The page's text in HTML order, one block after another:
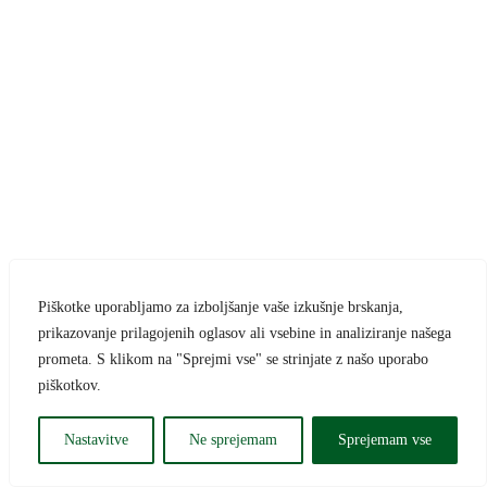
Piškotke uporabljamo za izboljšanje vaše izkušnje brskanja,
prikazovanje prilagojenih oglasov ali vsebine in analiziranje našega
prometa. S klikom na "Sprejmi vse" se strinjate z našo uporabo
piškotkov.
Nastavitve Ne sprejemam Sprejemam vse